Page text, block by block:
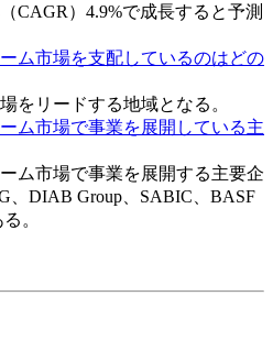
CAGR）4.9%で成長すると予測
ム市場を支配しているのはどの
をリードする地域となる。
ム市場で事業を展開している主
ム市場で事業を展開する主要企
、DIAB Group、SABIC、BASF
。